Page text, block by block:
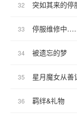
32 突如其来的停
33 停服维修中
34 被遗忘的梦
35 星月魔女从善
36 羁绊&礼物